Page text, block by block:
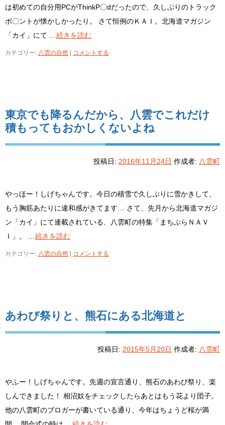
は初めての自分用PCがThinkP〇dだったので、久しぶりのトラック
ポ〇ントが懐かしかったり。 さて恒例のＫＡＩ。北海道マガジン
「カイ」にて … 続きを読む
カテゴリー: 八雲の自然 コメントする
東京でも降るんだから、八雲でこれだけ
積もってもおかしくないよね
投稿日: 2016年11月24日 作成者: 八雲町
やっほー！しげちゃんです。今日の積雪で久しぶりに雪かきして、
もう胸筋あたりに違和感がきてます… さて、先月から北海道マガジ
ン「カイ」にて連載されている、八雲町の特集「まちぶらＮＡＶ
Ｉ」。 … 続きを読む
カテゴリー: 八雲の自然 コメントする
あわび祭りと、熊石にある北海道と
投稿日: 2015年5月20日 作成者: 八雲町
やふー！しげちゃんです。先週の宣言通り、熊石のあわび祭り、楽
しんできました！ 相沼奴をチェックしたらあとはもう花より団子。
他の八雲町のブロガーが書いている通り、今年はちょうど桜が満